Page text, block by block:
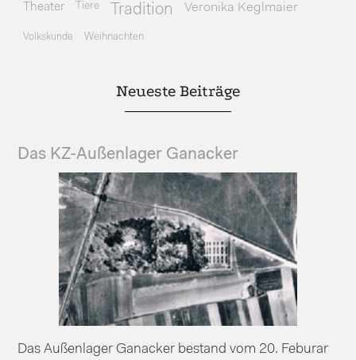
Theater Tiere Tradition Veronika Keglmaier
Volkskunde Weihnachten
Neueste Beiträge
Das KZ-Außenlager Ganacker
Das Außenlager Ganacker bestand vom 20. Feburar